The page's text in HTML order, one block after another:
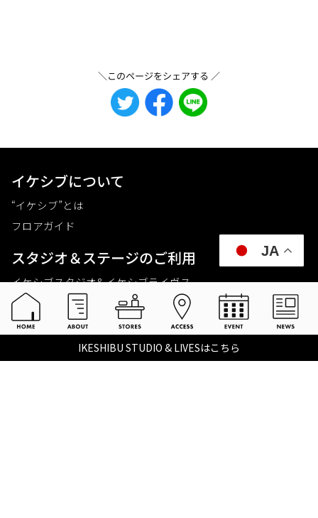
IKESHIBU STUDIO & LIVESはこちら
＼このページをシェアする ／
イケシブについて
“イケシブ”とは
フロアガイド
スタジオ＆ステージのご利⽤
イケシブスタジオ& イケシブライヴス
お買いものをする
池部楽器店 総合ECサイト
池部楽器店 店舗一覧
JA